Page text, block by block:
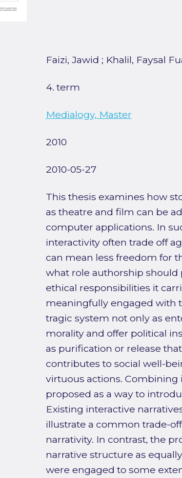
Faizi, Jawid ; Khalil, Faysal
4. term
Medialogy, Master
2010
2010-05-27
This thesis examines how
as theatre and film can be
computer applications. In
interactivity often trade off
can mean less freedom for
what role authorship should
ethical responsibilities it
meaningfully engaged with
tragic system not only as
morality and offer political
as purification or release
contributes to social well-
virtuous actions.
proposed as a way to
Existing interactive
illustrate a common trade-
narrativity. In contrast, the
narrative structure as
were engaged to some